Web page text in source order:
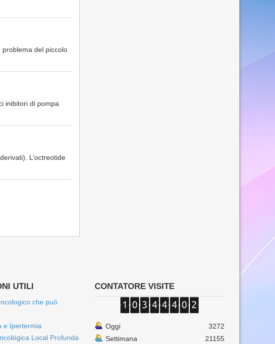
problema del piccolo
inibitori di pompa
L’octreotide
UTILI
che può
e Ipertermia
Local Profunda
CONTATORE VISITE
Oggi
3272
Settimana
21155